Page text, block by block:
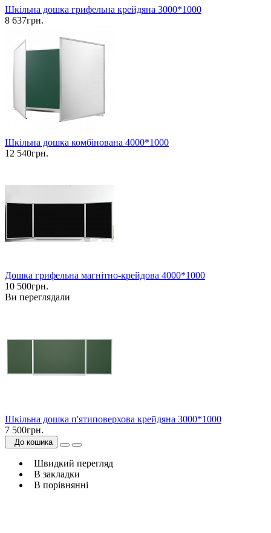
Шкільна дошка грифельна крейдяна 3000*1000
8 637грн.
Шкільна дошка комбінована 4000*1000
12 540грн.
Дошка грифельна магнітно-крейдова 4000*1000
10 500грн.
Ви переглядали
Шкільна дошка п'ятиповерхова крейдяна 3000*1000
7 500грн.
До кошика
Швидкий перегляд
В закладки
В порівнянні